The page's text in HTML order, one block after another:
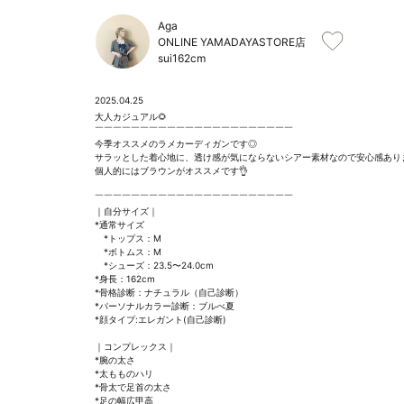
Aga
ONLINE YAMADAYASTORE店
sui162cm
2025.04.25
大人カジュアル🌻
￣￣￣￣￣￣￣￣￣￣￣￣￣￣￣￣￣￣￣￣￣￣
今季オススメのラメカーディガンです◎
サラッとした着心地に、透け感が気にならないシアー素材なので安心感あり
個人的にはブラウンがオススメです👌
￣￣￣￣￣￣￣￣￣￣￣￣￣￣￣￣￣￣￣￣￣￣
｜自分サイズ｜
*通常サイズ
*トップス：M
*ボトムス：M
*シューズ：23.5〜24.0cm
*身長：162cm
*骨格診断：ナチュラル（自己診断）
*パーソナルカラー診断：ブルべ夏
*顔タイプ:エレガント(自己診断)
｜コンプレックス｜
*腕の太さ
*太もものハリ
*骨太で足首の太さ
*足の幅広甲高